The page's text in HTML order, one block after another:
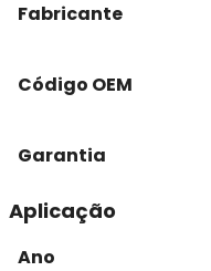
Fabricante
Código OEM
Garantia
Aplicação
Ano